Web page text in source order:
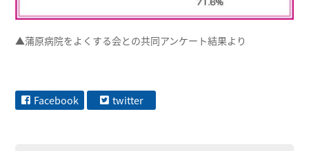
▲蒲原病院をよくする会との共同アンケート結果より
Facebook twitter